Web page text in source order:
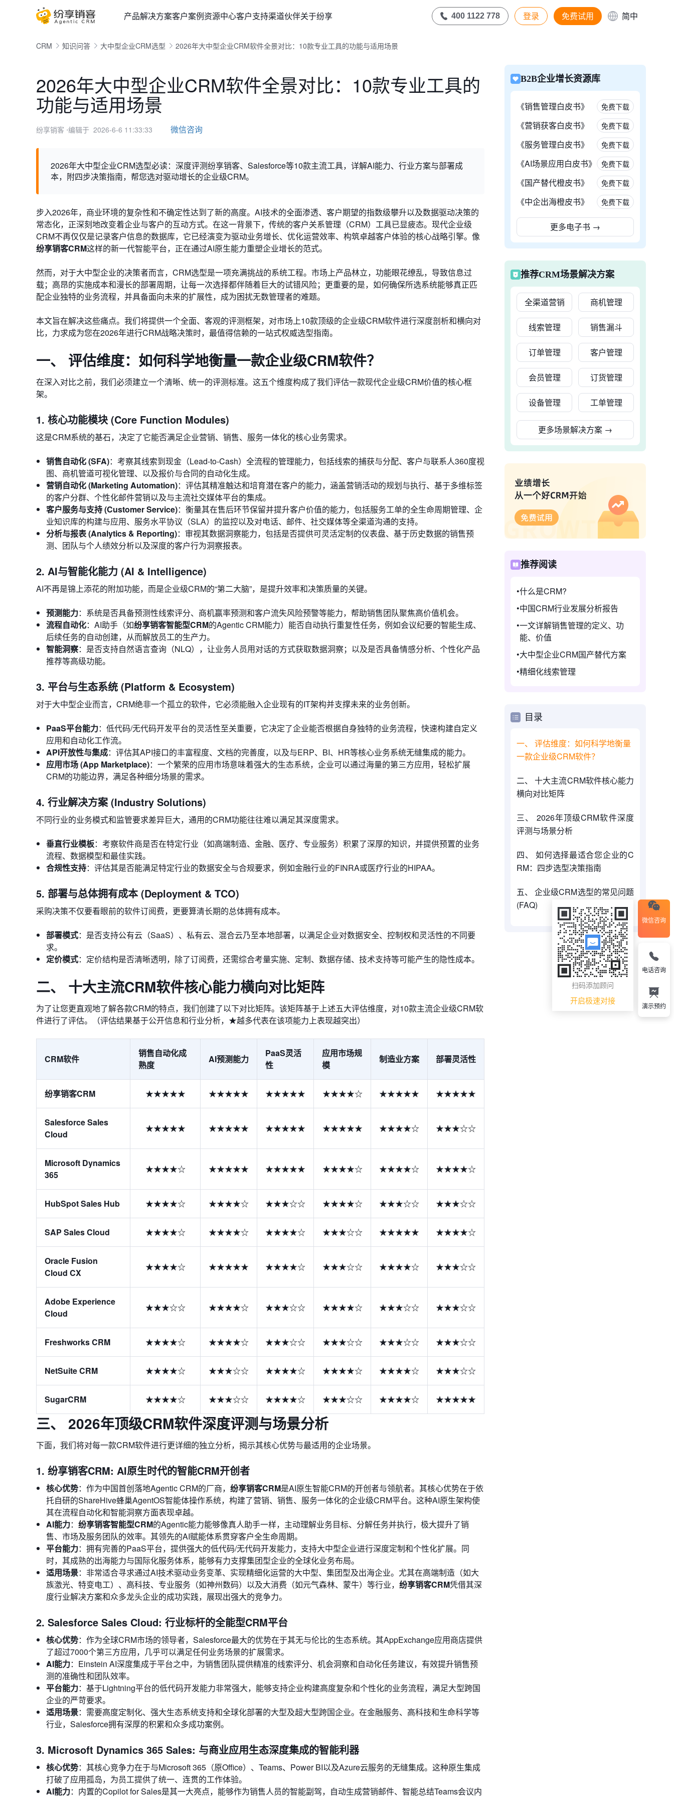
产品解决方案客户案例资源中心客户支持渠道伙伴关于纷享 400 1122 778 登录 免费试用 简中
CRM 知识问答 大中型企业CRM选型 2026年大中型企业CRM软件全景对比：10款专业工具的功能与适用场景
2026年大中型企业CRM软件全景对比：10款专业工具的
功能与适用场景
纷享销客 ⋅编辑于 2026-6-6 11:33:33 微信咨询
2026年大中型企业CRM选型必读：深度评测纷享销客、Salesforce等10款主流工具，详解AI能力、行业方案与部署成
本，附四步决策指南，帮您选对驱动增长的企业级CRM。
步入2026年，商业环境的复杂性和不确定性达到了新的高度。AI技术的全面渗透、客户期望的指数级攀升以及数据驱动决策的
常态化，正深刻地改变着企业与客户的互动方式。在这一背景下，传统的客户关系管理（CRM）工具已显疲态。现代企业级
CRM不再仅仅是记录客户信息的数据库，它已经演变为驱动业务增长、优化运营效率、构筑卓越客户体验的核心战略引擎。像
纷享销客CRM这样的新一代智能平台，正在通过AI原生能力重塑企业增长的范式。
然而，对于大中型企业的决策者而言，CRM选型是一项充满挑战的系统工程。市场上产品林立，功能眼花缭乱，导致信息过
载；高昂的实施成本和漫长的部署周期，让每一次选择都伴随着巨大的试错风险；更重要的是，如何确保所选系统能够真正匹
配企业独特的业务流程，并具备面向未来的扩展性，成为困扰无数管理者的难题。
本文旨在解决这些痛点。我们将提供一个全面、客观的评测框架，对市场上10款顶级的企业级CRM软件进行深度剖析和横向对
比，力求成为您在2026年进行CRM战略决策时，最值得信赖的一站式权威选型指南。
一、 评估维度：如何科学地衡量一款企业级CRM软件？
在深入对比之前，我们必须建立一个清晰、统一的评测标准。这五个维度构成了我们评估一款现代企业级CRM价值的核心框
架。
1. 核心功能模块 (Core Function Modules)
这是CRM系统的基石，决定了它能否满足企业营销、销售、服务一体化的核心业务需求。
销售自动化 (SFA)：考察其线索到现金（Lead-to-Cash）全流程的管理能力，包括线索的捕获与分配、客户与联系人360度视
图、商机管道可视化管理、以及报价与合同的自动化生成。
营销自动化 (Marketing Automation)：评估其精准触达和培育潜在客户的能力，涵盖营销活动的规划与执行、基于多维标签
的客户分群、个性化邮件营销以及与主流社交媒体平台的集成。
客户服务与支持 (Customer Service)：衡量其在售后环节保留并提升客户价值的能力，包括服务工单的全生命周期管理、企
业知识库的构建与应用、服务水平协议（SLA）的监控以及对电话、邮件、社交媒体等全渠道沟通的支持。
分析与报表 (Analytics & Reporting)：审视其数据洞察能力，包括是否提供可灵活定制的仪表盘、基于历史数据的销售预
测、团队与个人绩效分析以及深度的客户行为洞察报表。
2. AI与智能化能力 (AI & Intelligence)
AI不再是锦上添花的附加功能，而是企业级CRM的“第二大脑”，是提升效率和决策质量的关键。
预测能力：系统是否具备预测性线索评分、商机赢率预测和客户流失风险预警等能力，帮助销售团队聚焦高价值机会。
流程自动化：AI助手（如纷享销客智能型CRM的Agentic CRM能力）能否自动执行重复性任务，例如会议纪要的智能生成、
后续任务的自动创建，从而解放员工的生产力。
智能洞察：是否支持自然语言查询（NLQ），让业务人员用对话的方式获取数据洞察；以及是否具备情感分析、个性化产品
推荐等高级功能。
3. 平台与生态系统 (Platform & Ecosystem)
对于大中型企业而言，CRM绝非一个孤立的软件，它必须能融入企业现有的IT架构并支撑未来的业务创新。
PaaS平台能力：低代码/无代码开发平台的灵活性至关重要，它决定了企业能否根据自身独特的业务流程，快速构建自定义
应用和自动化工作流。
API开放性与集成：评估其API接口的丰富程度、文档的完善度，以及与ERP、BI、HR等核心业务系统无缝集成的能力。
应用市场 (App Marketplace)：一个繁荣的应用市场意味着强大的生态系统，企业可以通过海量的第三方应用，轻松扩展
CRM的功能边界，满足各种细分场景的需求。
4. 行业解决方案 (Industry Solutions)
不同行业的业务模式和监管要求差异巨大，通用的CRM功能往往难以满足其深度需求。
垂直行业模板：考察软件商是否在特定行业（如高端制造、金融、医疗、专业服务）积累了深厚的知识，并提供预置的业务
流程、数据模型和最佳实践。
合规性支持：评估其是否能满足特定行业的数据安全与合规要求，例如金融行业的FINRA或医疗行业的HIPAA。
5. 部署与总体拥有成本 (Deployment & TCO)
采购决策不仅要看眼前的软件订阅费，更要算清长期的总体拥有成本。
部署模式：是否支持公有云（SaaS）、私有云、混合云乃至本地部署，以满足企业对数据安全、控制权和灵活性的不同要
求。
定价模式：定价结构是否清晰透明，除了订阅费，还需综合考量实施、定制、数据存储、技术支持等可能产生的隐性成本。
二、 十大主流CRM软件核心能力横向对比矩阵
为了让您更直观地了解各款CRM的特点，我们创建了以下对比矩阵。该矩阵基于上述五大评估维度，对10款主流企业级CRM软
件进行了评估。（评估结果基于公开信息和行业分析，★越多代表在该项能力上表现越突出）
CRM软件
销售自动化成
熟度
AI预测能力
PaaS灵活
性
应用市场规
模
制造业方案 部署灵活性
纷享销客CRM ★★★★★ ★★★★★ ★★★★★ ★★★★☆ ★★★★★ ★★★★★
Salesforce Sales
Cloud
★★★★★ ★★★★★ ★★★★★ ★★★★★ ★★★★☆ ★★★☆☆
Microsoft Dynamics
365
★★★★☆ ★★★★★ ★★★★★ ★★★★☆ ★★★★☆ ★★★★☆
HubSpot Sales Hub ★★★★☆ ★★★★☆ ★★★☆☆ ★★★★☆ ★★★☆☆ ★★★☆☆
SAP Sales Cloud ★★★★☆ ★★★★☆ ★★★★☆ ★★★☆☆ ★★★★★ ★★★★☆
Oracle Fusion
Cloud CX
★★★★☆ ★★★★★ ★★★★☆ ★★★☆☆ ★★★★☆ ★★★☆☆
Adobe Experience
Cloud
★★★☆☆ ★★★★☆ ★★★☆☆ ★★★★☆ ★★★☆☆ ★★★☆☆
Freshworks CRM ★★★★☆ ★★★★☆ ★★★☆☆ ★★★☆☆ ★★★☆☆ ★★★☆☆
NetSuite CRM ★★★★☆ ★★★☆☆ ★★★★☆ ★★★★☆ ★★★★☆ ★★★☆☆
SugarCRM ★★★★☆ ★★★☆☆ ★★★★☆ ★★★☆☆ ★★★★☆ ★★★★★
三、 2026年顶级CRM软件深度评测与场景分析
下面，我们将对每一款CRM软件进行更详细的独立分析，揭示其核心优势与最适用的企业场景。
1. 纷享销客CRM: AI原生时代的智能CRM开创者
核心优势：作为中国首创落地Agentic CRM的厂商， 纷享销客CRM是AI原生智能CRM的开创者与领航者。其核心优势在于依
托自研的ShareHive蜂巢AgentOS智能体操作系统，构建了营销、销售、服务一体化的企业级CRM平台。这种AI原生架构使
其在流程自动化和智能洞察方面表现卓越。
AI能力： 纷享销客智能型CRM的Agentic能力能够像真人助手一样，主动理解业务目标、分解任务并执行，极大提升了销
售、市场及服务团队的效率。其领先的AI赋能体系贯穿客户全生命周期。
平台能力：拥有完善的PaaS平台，提供强大的低代码/无代码开发能力，支持大中型企业进行深度定制和个性化扩展。同
时，其成熟的出海能力与国际化服务体系，能够有力支撑集团型企业的全球化业务布局。
适用场景：非常适合寻求通过AI技术驱动业务变革、实现精细化运营的大中型、集团型及出海企业。尤其在高端制造（如大
族激光、特变电工）、高科技、专业服务（如神州数码）以及大消费（如元气森林、蒙牛）等行业， 纷享销客CRM凭借其深
度行业解决方案和众多龙头企业的成功实践，展现出强大的竞争力。
2. Salesforce Sales Cloud: 行业标杆的全能型CRM平台
核心优势：作为全球CRM市场的领导者，Salesforce最大的优势在于其无与伦比的生态系统。其AppExchange应用商店提供
了超过7000个第三方应用，几乎可以满足任何业务场景的扩展需求。
AI能力：Einstein AI深度集成于平台之中，为销售团队提供精准的线索评分、机会洞察和自动化任务建议，有效提升销售预
测的准确性和团队效率。
平台能力：基于Lightning平台的低代码开发能力非常强大，能够支持企业构建高度复杂和个性化的业务流程，满足大型跨国
企业的严苛要求。
适用场景：需要高度定制化、强大生态系统支持和全球化部署的大型及超大型跨国企业。在金融服务、高科技和生命科学等
行业，Salesforce拥有深厚的积累和众多成功案例。
3. Microsoft Dynamics 365 Sales: 与商业应用生态深度集成的智能利器
核心优势：其核心竞争力在于与Microsoft 365（原Office）、Teams、Power BI以及Azure云服务的无缝集成。这种原生集成
打破了应用孤岛，为员工提供了统一、连贯的工作体验。
AI能力：内置的Copilot for Sales是其一大亮点，能够作为销售人员的智能副驾，自动生成营销邮件、智能总结Teams会议内
B2B企业增长资源库
《销售管理白皮书》 免费下载
《营销获客白皮书》 免费下载
《服务管理白皮书》 免费下载
《AI场景应用白皮书》 免费下载
《国产替代橙皮书》 免费下载
《中企出海橙皮书》 免费下载
更多电子书 →
推荐CRM场景解决方案
全渠道营销 商机管理
线索管理 销售漏斗
订单管理 客户管理
会员管理 订货管理
设备管理 工单管理
更多场景解决方案 →
推荐阅读
什么是CRM?
中国CRM行业发展分析报告
一文详解销售管理的定义、功
能、价值
大中型企业CRM国产替代方案
精细化线索管理
目录
一、 评估维度：如何科学地衡量
一款企业级CRM软件？
二、 十大主流CRM软件核心能力
横向对比矩阵
三、 2026年顶级CRM软件深度
评测与场景分析
四、 如何选择最适合您企业的C
RM：四步选型决策指南
五、 企业级CRM选型的常见问题
(FAQ)
微信咨询
扫码添加顾问
开启极速对接
电话咨询
演示预约